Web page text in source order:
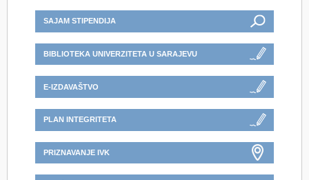
SAJAM STIPENDIJA
BIBLIOTEKA UNIVERZITETA U SARAJEVU
E-IZDAVAŠTVO
PLAN INTEGRITETA
PRIZNAVANJE IVK